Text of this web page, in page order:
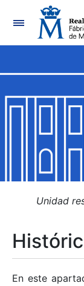
Mostrar/
Mostrar/
Mostrar/
Mostrar/
Unidad
En este